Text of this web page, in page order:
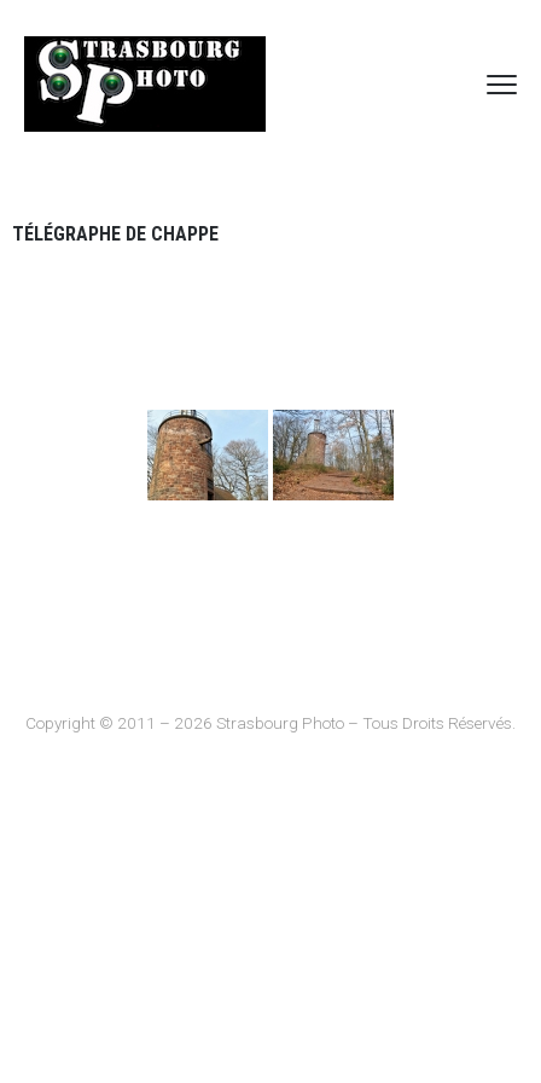
TÉLÉGRAPHE DE CHAPPE
Copyright © 2011 – 2026 Strasbourg Photo – Tous Droits Réservés.